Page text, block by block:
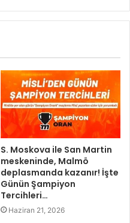
S. Moskova ile San Martin
meskeninde, Malmö
deplasmanda kazanır! İşte
Günün Şampiyon
Tercihleri…
Haziran 21, 2026